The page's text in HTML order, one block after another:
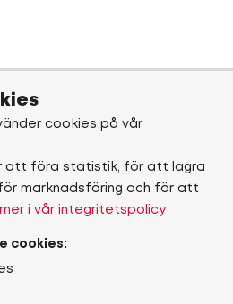
cookies på vår
att föra statistik, för att lagra
marknadsföring och för att
mer i vår integritetspolicy
cookies: